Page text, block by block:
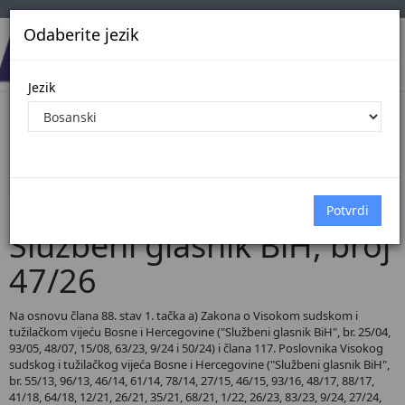
Odaberite jezik
Jezik
Pregled Dokumenata| Broj 47/26
Službeni glasnik BiH, broj
47/26
Na osnovu člana 88. stav 1. tačka a) Zakona o Visokom sudskom i
tužilačkom vijeću Bosne i Hercegovine ("Službeni glasnik BiH", br. 25/04,
93/05, 48/07, 15/08, 63/23, 9/24 i 50/24) i člana 117. Poslovnika Visokog
sudskog i tužilačkog vijeća Bosne i Hercegovine ("Službeni glasnik BiH",
br. 55/13, 96/13, 46/14, 61/14, 78/14, 27/15, 46/15, 93/16, 48/17, 88/17,
41/18, 64/18, 12/21, 26/21, 35/21, 68/21, 1/22, 26/23, 83/23, 9/24, 27/24,